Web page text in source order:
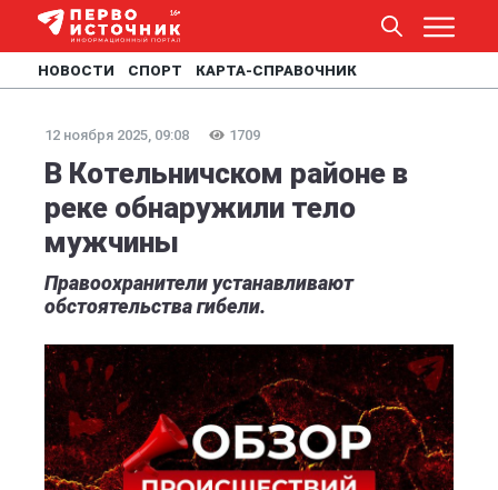
НОВОСТИ СПОРТ КАРТА-СПРАВОЧНИК
12 ноября 2025, 09:08 1709
В Котельничском районе в
реке обнаружили тело
мужчины
Правоохранители устанавливают
обстоятельства гибели.